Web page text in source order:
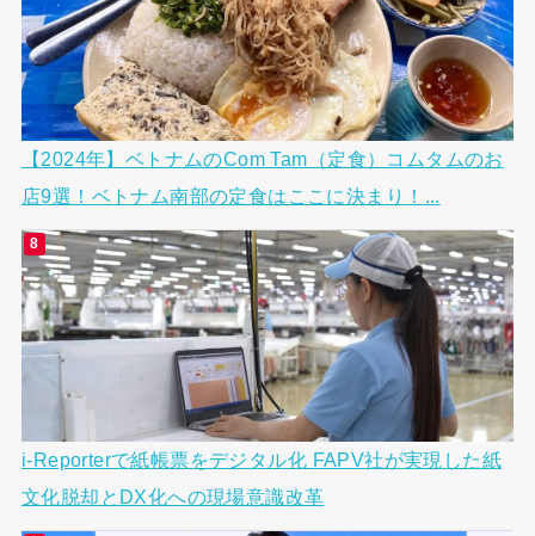
【2024年】ベトナムのCom Tam（定食）コムタムのお
店9選！ベトナム南部の定食はここに決まり！...
i-Reporterで紙帳票をデジタル化 FAPV社が実現した紙
文化脱却とDX化への現場意識改革